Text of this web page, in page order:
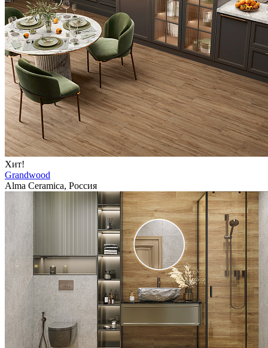
Хит!
Grandwood
Alma Ceramica, Россия